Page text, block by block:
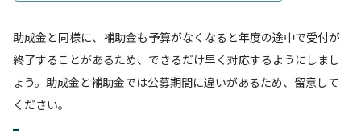
助成金と同様に、補助金も予算がなくなると年度の途中で受付が
終了することがあるため、できるだけ早く対応するようにしまし
ょう。助成金と補助金では公募期間に違いがあるため、留意して
ください。